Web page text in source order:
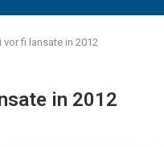
vor fi lansate in 2012
in 2012